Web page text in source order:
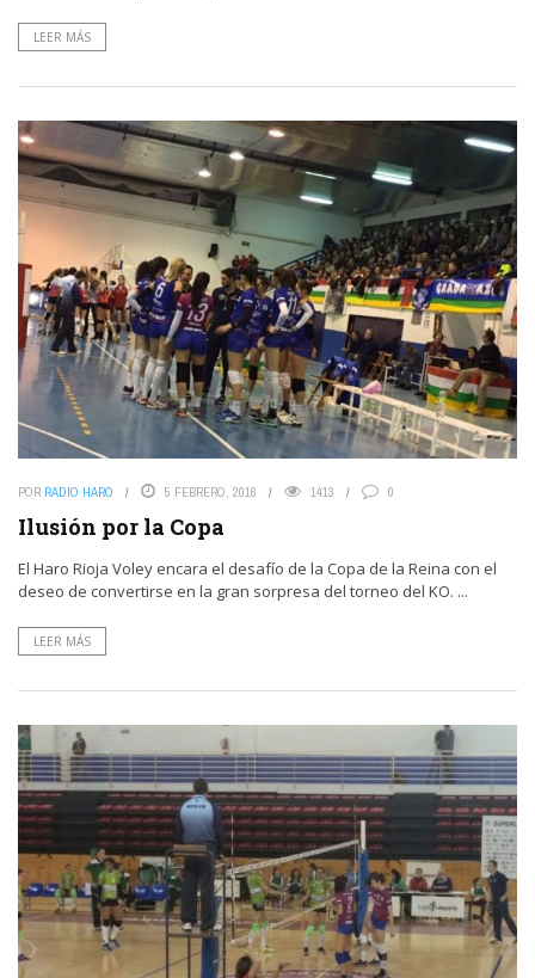
LEER MÁS
POR RADIO HARO 5 FEBRERO, 2016 1413 0
Ilusión por la Copa
El Haro Rioja Voley encara el desafío de la Copa de la Reina con el
deseo de convertirse en la gran sorpresa del torneo del KO. ...
LEER MÁS